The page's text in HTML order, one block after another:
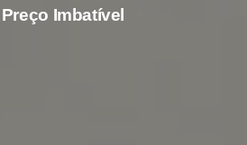
Preço Imbatível